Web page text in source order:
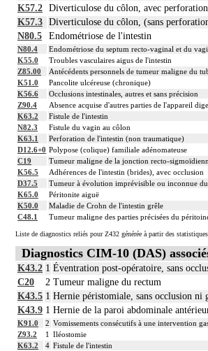
K57.2 Diverticulose du côlon, avec perforation
K57.3 Diverticulose du côlon, (sans
N80.5
Endométriose de l'intestin
N80.4
Endométriose du septum recto-vaginal et du
K55.0
Troubles vasculaires aigus de l'intestin
Z85.00
Antécédents personnels de tumeur maligne du
K51.0
Pancolite ulcéreuse (chronique)
K56.6
Occlusions intestinales, autres et sans précision
Z90.4
Absence acquise d'autres parties de l'appareil
K63.2
Fistule de l'intestin
N82.3
Fistule du vagin au côlon
K63.1
Perforation de l'intestin (non traumatique)
D12.6+0 Polypose (colique) familiale adénomateuse
C19
Tumeur maligne de la jonction recto-
K56.5
Adhérences de l'intestin (brides), avec occlusion
D37.5
Tumeur à évolution imprévisible ou inconnue
K65.0
Péritonite aiguë
K50.0
Maladie de Crohn de l'intestin grêle
C48.1
Tumeur maligne des parties précisées du
Liste de diagnostics reliés pour Z432 générée à partir des
Diagnostics CIM-10 (DAS)
K43.2 1 Éventration post-opératoire, sans
C20
2 Tumeur maligne du rectum
K43.5 1 Hernie péristomiale, sans occlusion ni
K43.9 1 Hernie de la paroi abdominale
K91.0 2 Vomissements consécutifs à une intervention
Z93.2
1
Iléostomie
K63.2
4 Fistule de l'intestin